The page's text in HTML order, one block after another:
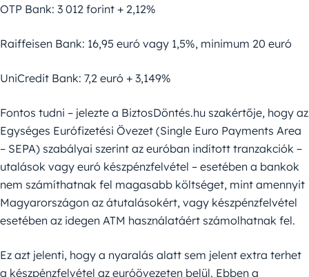
OTP Bank: 3 012 forint + 2,12%
Raiffeisen Bank: 16,95 euró vagy 1,5%, minimum 20 euró
UniCredit Bank: 7,2 euró + 3,149%
Fontos tudni – jelezte a BiztosDöntés.hu szakértője, hogy az
Egységes Eurófizetési Övezet (Single Euro Payments Area
– SEPA) szabályai szerint az euróban indított tranzakciók –
utalások vagy euró készpénzfelvétel – esetében a bankok
nem számíthatnak fel magasabb költséget, mint amennyit
Magyarországon az átutalásokért, vagy készpénzfelvétel
esetében az idegen ATM használatáért számolhatnak fel.
Ez azt jelenti, hogy a nyaralás alatt sem jelent extra terhet
a készpénzfelvétel az euróövezeten belül. Ebben a